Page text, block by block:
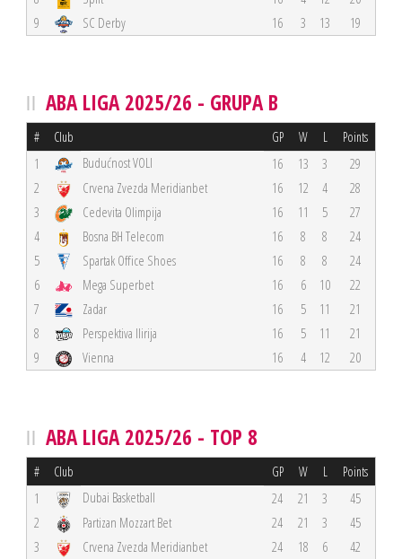
9
SC Derby 16 3 13 19
ABA LIGA 2025/26 - GRUPA B
# Club GP W L Points
1 Budućnost VOLI 16 13 3
29
2
Crvena Zvezda Meridianbet 16 12 4
28
3
Cedevita Olimpija 16 11 5
27
4
Bosna BH Telecom 16 8 8
24
5
Spartak Office Shoes 16 8 8
24
6
Mega Superbet 16 6 10
22
7
Zadar 16 5 11
21
8
Perspektiva Ilirija 16 5 11
21
9
Vienna 16 4 12 20
ABA LIGA 2025/26 - TOP 8
# Club GP W L Points
1 Dubai Basketball 24 21 3
45
2
Partizan Mozzart Bet 24 21 3
45
3
Crvena Zvezda Meridianbet 24 18 6
42